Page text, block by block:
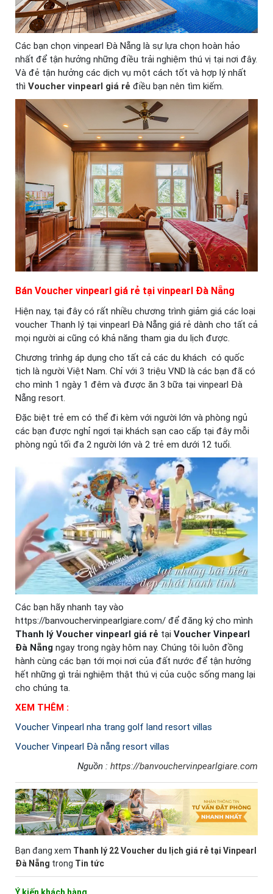
Các bạn chọn vinpearl Đà Nẵng là sự lựa chọn hoàn hảo
nhất để tận hưởng những điều trải nghiệm thú vị tại nơi đây.
Và đẻ tận hưởng các dịch vụ một cách tốt và hợp lý nhất
thì Voucher vinpearl giá rẻ điều bạn nên tìm kiếm.
Bán Voucher vinpearl giá rẻ tại vinpearl Đà Nẵng
Hiện nay, tại đây có rất nhiều chương trình giảm giá các loại
voucher Thanh lý tại vinpearl Đà Nẵng giá rẻ dành cho tất cả
mọi người ai cũng có khả năng tham gia du lịch được.
Chương trìnhg áp dụng cho tất cả các du khách có quốc
tịch là người Việt Nam. Chỉ với 3 triệu VND là các bạn đã có
cho mình 1 ngày 1 đêm và được ăn 3 bữa tại vinpearl Đà
Nẵng resort.
Đặc biệt trẻ em có thể đi kèm với người lớn và phòng ngủ
các bạn được nghỉ ngơi tại khách sạn cao cấp tại đây mỗi
phòng ngủ tối đa 2 người lớn và 2 trẻ em dưới 12 tuổi.
Các bạn hãy nhanh tay vào
https://banvouchervinpearlgiare.com/ để đăng ký cho mình
Thanh lý Voucher vinpearl giá rẻ tại Voucher Vinpearl
Đà Nẵng ngay trong ngày hôm nay. Chúng tôi luôn đồng
hành cùng các bạn tới mọi nơi của đất nước để tận hưởng
hết những gì trải nghiệm thật thú vị của cuộc sống mang lại
cho chúng ta.
XEM THÊM :
Voucher Vinpearl nha trang golf land resort villas
Voucher Vinpearl Đà nẵng resort villas
Nguồn : https://banvouchervinpearlgiare.com
Bạn đang xem Thanh lý 22 Voucher du lịch giá rẻ tại Vinpearl
Đà Nẵng trong Tin tức